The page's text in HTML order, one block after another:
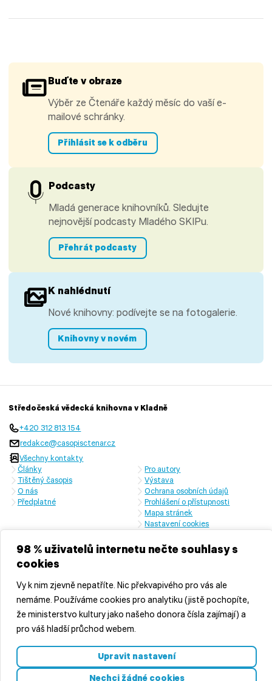
98 % uživatelů internetu nečte souhlasy s
cookies
Vy k nim zjevně nepatříte. Nic překvapivého pro vás ale
nemáme. Používáme cookies pro analytiku (jistě pochopíte,
že ministerstvo kultury jako našeho donora čísla zajímají) a
pro váš hladší průchod webem.
Upravit nastavení
Nechci žádné cookies
Buďte v obraze
Výběr ze Čtenáře každý měsíc do vaší e-
mailové schránky.
Přihlásit se k odběru
Podcasty
Mladá generace knihovníků. Sledujte
nejnovější podcasty Mladého SKIPu.
Přehrát podcasty
K nahlédnutí
Nové knihovny: podívejte se na fotogalerie.
Knihovny v novém
Středočeská vědecká knihovna v Kladně
+420 312 813 154
redakce@casopisctenar.cz
Všechny kontakty
Články
Tištěný časopis
O nás
Předplatné
Pro autory
Výstava
Ochrana osobních údajů
Prohlášení o přístupnosti
Mapa stránek
Nastavení cookies
České republiky a Středočeského kraje
© 2026 Středočeská vědecká knihovna v Kladně, příspěvková
organizace